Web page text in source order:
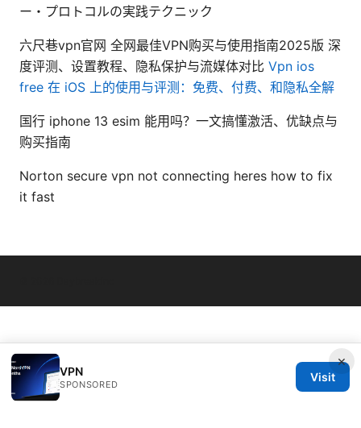
ー・プロトコルの実践テクニック
六尺巷vpn官网 全网最佳VPN购买与使用指南2025版 深
度评测、设置教程、隐私保护与流媒体对比 Vpn ios
free 在 iOS 上的使用与评测：免费、付费、和隐私全解
国行 iphone 13 esim 能用吗？一文搞懂激活、优缺点与
购买指南
Norton secure vpn not connecting heres how to fix
it fast
×
VPN
SPONSORED
Visit